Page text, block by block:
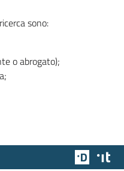
sono:
o abrogato);
Team